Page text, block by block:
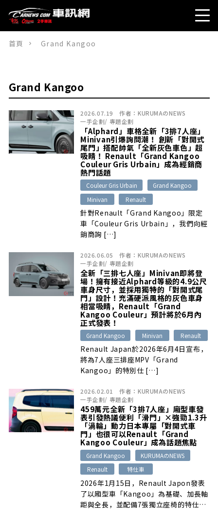
首頁 Grand Kangoo
Grand Kangoo
2026.07.19 作者： KURUMAのNEWS
一手企劃/ 專題企劃
「Alphard」車格全新「3排7人座」
Minivan引爆詢問潮！ 創新「對開式
尾門」搭配帥氣「全新灰色車色」超
吸睛！ Renault「Grand Kangoo
Couleur Gris Urbain」成為經銷商
熱門話題
Couleur Gris Urbain
Grand Kangoo
Minivan
Renault
針對Renault「Grand Kangoo」限定
車「Couleur Gris Urbain」，我們向經
銷商詢 […]
2026.06.05 作者： KURUMAのNEWS
一手企劃/ 專題企劃
全新「三排七人座」Minivan即將登
場！擁有接近Alphard等級的4.9公尺
車身尺寸，並採用獨特的「對開式尾
門」設計！充滿硬派風格的灰色車身
相當吸睛，Renault「Grand
Kangoo Couleur」預計將於6月內
正式發表！
Grand Kangoo Minivan Renault
Renault Japan於2026年6月4日宣布，
將為7人座三排座MPV「Grand
Kangoo」的特別仕 […]
2026.02.01 作者： KURUMAのNEWS
一手企劃/ 專題企劃
459萬元全新「3排7人座」廂型車發
表引發熱議便利「滑門」×強勁1.3升
「渦輪」動力日本專屬「對開式車
門」也很可以Renault「Grand
Kangoo Couleur」成為話題焦點
Grand Kangoo
KURUMAのNEWS
Renault
特仕車
2026年1月15日，Renault Japon發表
了以廂型車「Kangoo」為基礎、加長軸
距與全長，並配備7張獨立座椅的特仕